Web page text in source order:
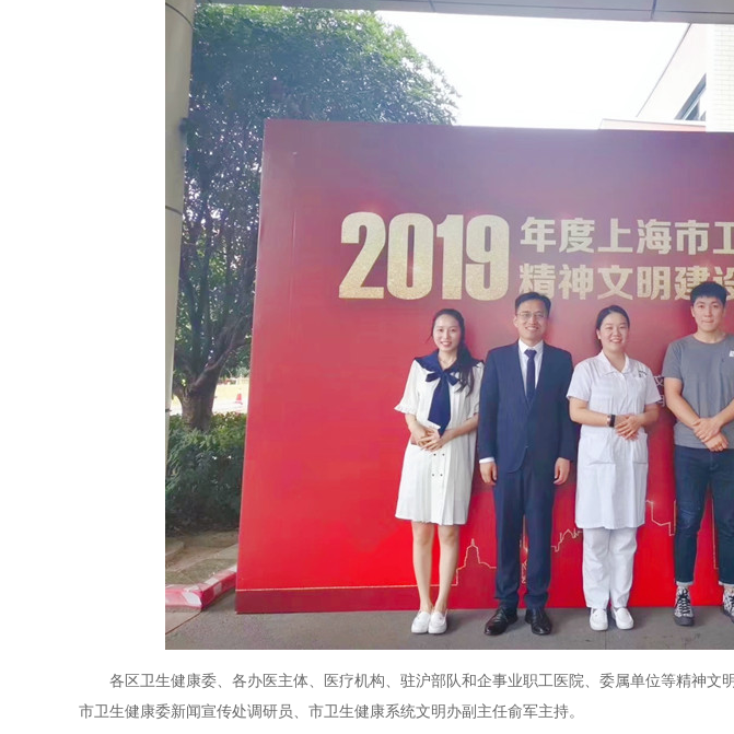
各区卫生健康委、各办医主体、医疗机构、驻沪部队和企事业职工医院、委属单位等精神文
市卫生健康委新闻宣传处调研员、市卫生健康系统文明办副主任俞军主持。